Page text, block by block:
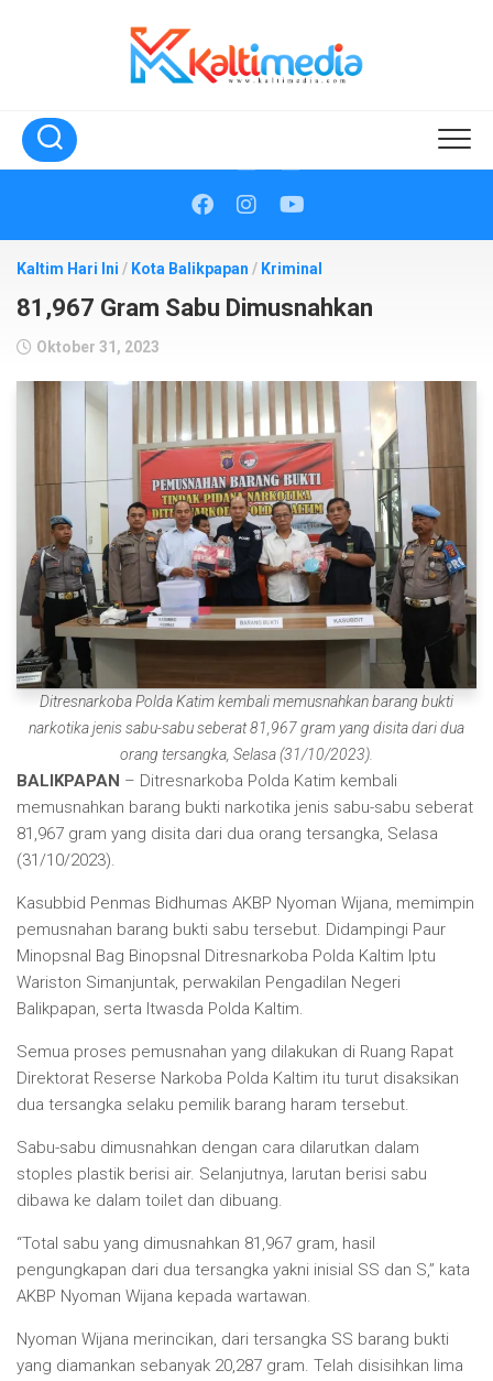
Kaltim Hari Ini / Kota Balikpapan / Kriminal
81,967 Gram Sabu Dimusnahkan
Oktober 31, 2023
Ditresnarkoba Polda Katim kembali memusnahkan barang bukti
narkotika jenis sabu-sabu seberat 81,967 gram yang disita dari dua
orang tersangka, Selasa (31/10/2023).
BALIKPAPAN – Ditresnarkoba Polda Katim kembali
memusnahkan barang bukti narkotika jenis sabu-sabu seberat
81,967 gram yang disita dari dua orang tersangka, Selasa
(31/10/2023).
Kasubbid Penmas Bidhumas AKBP Nyoman Wijana, memimpin
pemusnahan barang bukti sabu tersebut. Didampingi Paur
Minopsnal Bag Binopsnal Ditresnarkoba Polda Kaltim Iptu
Wariston Simanjuntak, perwakilan Pengadilan Negeri
Balikpapan, serta Itwasda Polda Kaltim.
Semua proses pemusnahan yang dilakukan di Ruang Rapat
Direktorat Reserse Narkoba Polda Kaltim itu turut disaksikan
dua tersangka selaku pemilik barang haram tersebut.
Sabu-sabu dimusnahkan dengan cara dilarutkan dalam
stoples plastik berisi air. Selanjutnya, larutan berisi sabu
dibawa ke dalam toilet dan dibuang.
“Total sabu yang dimusnahkan 81,967 gram, hasil
pengungkapan dari dua tersangka yakni inisial SS dan S,” kata
AKBP Nyoman Wijana kepada wartawan.
Nyoman Wijana merincikan, dari tersangka SS barang bukti
yang diamankan sebanyak 20,287 gram. Telah disisihkan lima